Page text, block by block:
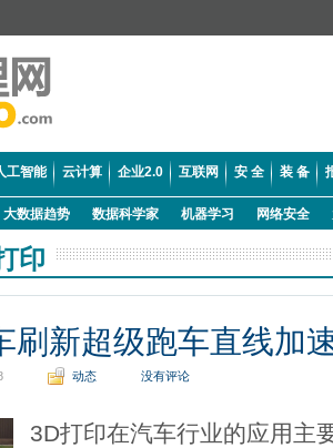
工智能 云计算 企业2.0 互联网 安 全 装 备
大数据趋势 数据科学家 机器学习 网络安全
印
刷新超级跑车直线加
动态 没有评论
3D打印在汽车行业的应用主